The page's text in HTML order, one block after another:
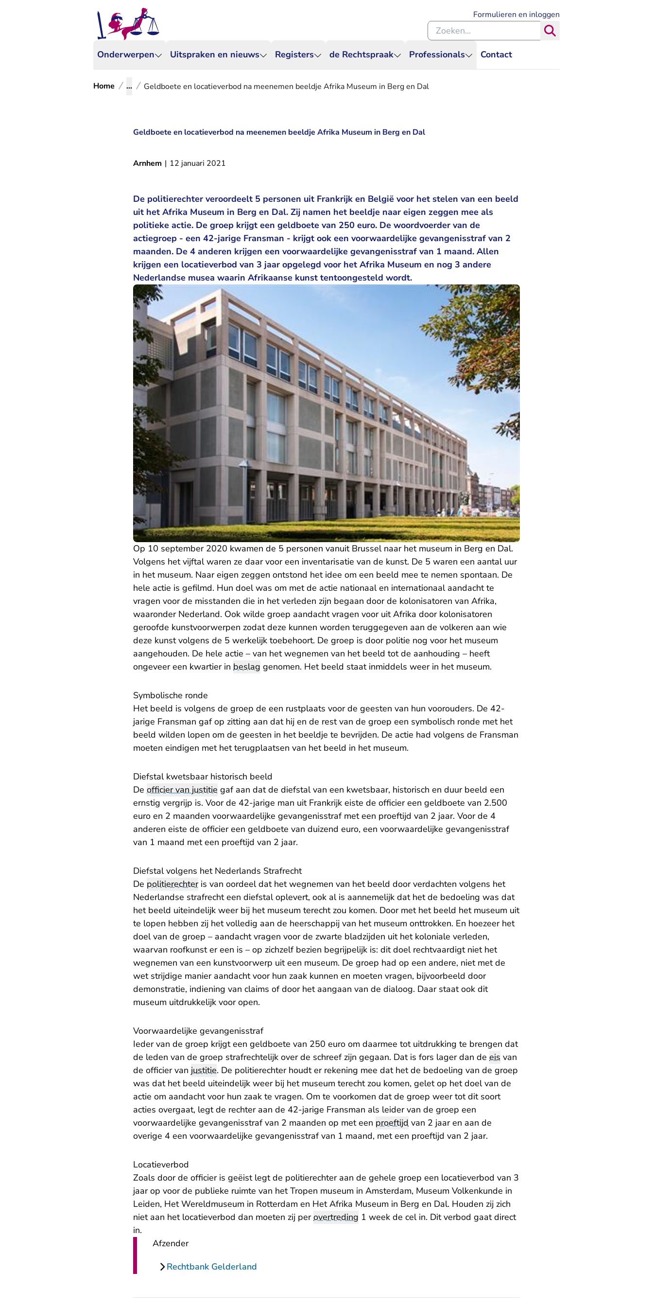
Onderwerpen Uitspraken en nieuws Registers de Rechtspraak Professionals Contact
Formulieren en inloggen
Zoeken binnen de Rechtspraak
Home ... Geldboete en locatieverbod na meenemen beeldje Afrika Museum in Berg en Dal
Geldboete en locatieverbod na meenemen beeldje Afrika Museum in Berg en Dal
Arnhem | 12 januari 2021
De politierechter veroordeelt 5 personen uit Frankrijk en België voor het stelen van een beeld
uit het Afrika Museum in Berg en Dal. Zij namen het beeldje naar eigen zeggen mee als
politieke actie. De groep krijgt een geldboete van 250 euro. De woordvoerder van de
actiegroep - een 42-jarige Fransman - krijgt ook een voorwaardelijke gevangenisstraf van 2
maanden. De 4 anderen krijgen een voorwaardelijke gevangenisstraf van 1 maand. Allen
krijgen een locatieverbod van 3 jaar opgelegd voor het Afrika Museum en nog 3 andere
Nederlandse musea waarin Afrikaanse kunst tentoongesteld wordt.
Op 10 september 2020 kwamen de 5 personen vanuit Brussel naar het museum in Berg en Dal.
Volgens het vijftal waren ze daar voor een inventarisatie van de kunst. De 5 waren een aantal uur
in het museum. Naar eigen zeggen ontstond het idee om een beeld mee te nemen spontaan. De
hele actie is gefilmd. Hun doel was om met de actie nationaal en internationaal aandacht te
vragen voor de misstanden die in het verleden zijn begaan door de kolonisatoren van Afrika,
waaronder Nederland. Ook wilde groep aandacht vragen voor uit Afrika door kolonisatoren
geroofde kunstvoorwerpen zodat deze kunnen worden teruggegeven aan de volkeren aan wie
deze kunst volgens de 5 werkelijk toebehoort. De groep is door politie nog voor het museum
aangehouden. De hele actie – van het wegnemen van het beeld tot de aanhouding – heeft
ongeveer een kwartier in beslag genomen. Het beeld staat inmiddels weer in het museum.
​Symbolische ronde
Het beeld is volgens de groep de een rustplaats voor de geesten van hun voorouders. De 42-
jarige Fransman gaf op zitting aan dat hij en de rest van de groep een symbolisch ronde met het
beeld wilden lopen om de geesten in het beeldje te bevrijden. De actie had volgens de Fransman
moeten eindigen met het terugplaatsen van het beeld in het museum.
​Diefstal kwetsbaar historisch beeld
De officier van justitie gaf aan dat de diefstal van een kwetsbaar, historisch en duur beeld een
ernstig vergrijp is. Voor de 42-jarige man uit Frankrijk eiste de officier een geldboete van 2.500
euro en 2 maanden voorwaardelijke gevangenisstraf met een proeftijd van 2 jaar. Voor de 4
anderen eiste de officier een geldboete van duizend euro, een voorwaardelijke gevangenisstraf
van 1 maand met een proeftijd van 2 jaar.
Diefstal volgens het Nederlands Strafrecht
De politierechteris van oordeel dat het wegnemen van het beeld door verdachten volgens het
Nederlandse strafrecht een diefstal oplevert, ook al is aannemelijk dat het de bedoeling was dat
het beeld uiteindelijk weer bij het museum terecht zou komen. Door met het beeld het museum uit
te lopen hebben zij het volledig aan de heerschappij van het museum onttrokken. En hoezeer het
doel van de groep – aandacht vragen voor de zwarte bladzijden uit het koloniale verleden,
waarvan roofkunst er een is – op zichzelf bezien begrijpelijk is: dit doel rechtvaardigt niet het
wegnemen van een kunstvoorwerp uit een museum. De groep had op een andere, niet met de
wet strijdige manier aandacht voor hun zaak kunnen en moeten vragen, bijvoorbeeld door
demonstratie, indiening van claims of door het aangaan van de dialoog. Daar staat ook dit
museum uitdrukkelijk voor open.
Voorwaardelijke gevangenisstraf
Ieder van de groep krijgt een geldboete van 250 euro om daarmee tot uitdrukking te brengen dat
de leden van de groep strafrechtelijk over de schreef zijn gegaan. Dat is fors lager dan de eis van
de officier van justitie. De politierechter houdt er rekening mee dat het de bedoeling van de groep
was dat het beeld uiteindelijk weer bij het museum terecht zou komen, gelet op het doel van de
actie om aandacht voor hun zaak te vragen. Om te voorkomen dat de groep weer tot dit soort
acties overgaat, legt de rechter aan de 42-jarige Fransman als leider van de groep een
voorwaardelijke gevangenisstraf van 2 maanden op met een proeftijd van 2 jaar en aan de
overige 4 een voorwaardelijke gevangenisstraf van 1 maand, met een proeftijd van 2 jaar.
​Locatieverbod
Zoals door de officier is geëist legt de politierechter aan de gehele groep een locatieverbod van 3
jaar op voor de publieke ruimte van het Tropen museum in Amsterdam, Museum Volkenkunde in
Leiden, Het Wereldmuseum in Rotterdam en Het Afrika Museum in Berg en Dal. Houden zij zich
niet aan het locatieverbod dan moeten zij perovertreding 1 week de cel in. Dit verbod gaat direct
in.
Afzender
Rechtbank Gelderland